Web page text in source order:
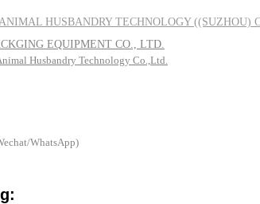
HUSBANDRY TECHNOLOGY ((SUZHOU)
EQUIPMENT CO., LTD.
Husbandry Technology Co.,Ltd.
WhatsApp)